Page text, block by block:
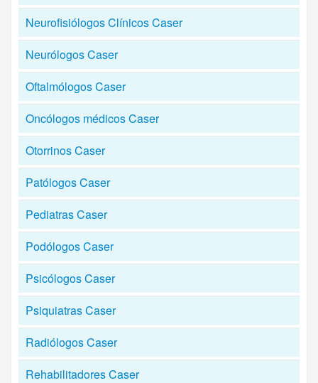
Neurofisiólogos Clínicos Caser
Neurólogos Caser
Oftalmólogos Caser
Oncólogos médicos Caser
Otorrinos Caser
Patólogos Caser
Pediatras Caser
Podólogos Caser
Psicólogos Caser
Psiquiatras Caser
Radiólogos Caser
Rehabilitadores Caser